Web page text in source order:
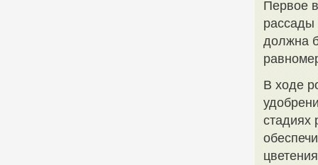
Первое
рассады
должна
В ходе
стадиях